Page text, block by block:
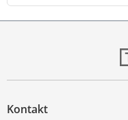
Kontakt